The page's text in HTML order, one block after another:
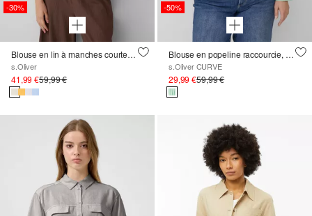
-30%
Blouse en lin à manches courtes, coupe décontractée
s.Oliver
41,99 €59,99 €
-50%
Blouse en popeline raccourcie, coupe décontractée
s.Oliver CURVE
29,99 €59,99 €